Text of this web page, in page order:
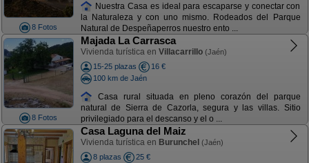
8 Fotos
Nuestra Casa es ideal para escaparse y conectar con
la Naturaleza y con uno mismo. Rodeados del Parque
Natural de Despeñaperros nuestro ento ...
8 Fotos
Majada La Carrasca
Vivienda turística en Villacarrillo (Jaén)
15-25 plazas
16 €
100 km de Jaén
Casa rural situada en pleno corazón del parque
natural de Sierra de Cazorla, segura y las villas. Sitio
privilegiado para el descanso y el o ...
Casa Laguna del Maiz
Vivienda turística en Burunchel (Jaén)
8 plazas
25 €